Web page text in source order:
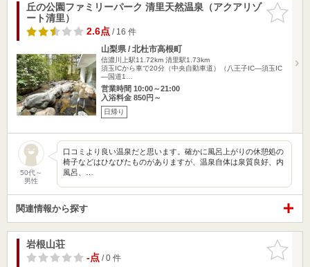
お気に入
りに追加
丘の公園ファミリーパーク 清里天然温泉（アクアリゾ
ート清里）
2.6点/ 16 件
山梨県 / 北杜市高根町
信濃川上駅11.72km 清里駅1.73km
須玉ICから車で20分（中央自動車道）（八王子IC—須玉IC
—国道1…
営業時間 10:00～21:00
入浴料金 850円～
日帰り
50代～
男性
口コミより良い温泉だと思います。確かに風呂上がりの休憩処の
椅子などはひなびたものがありますが、温泉自体は泉質良好、内
風呂、…
関連情報から探す
お気に入
りに追加
岩根山荘
-点/ 0 件